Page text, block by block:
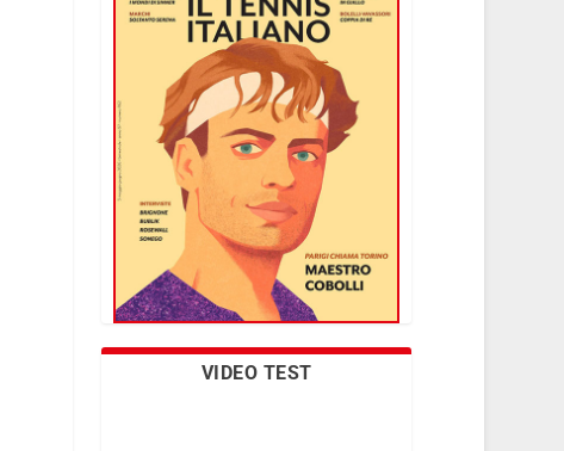
VIDEO TEST